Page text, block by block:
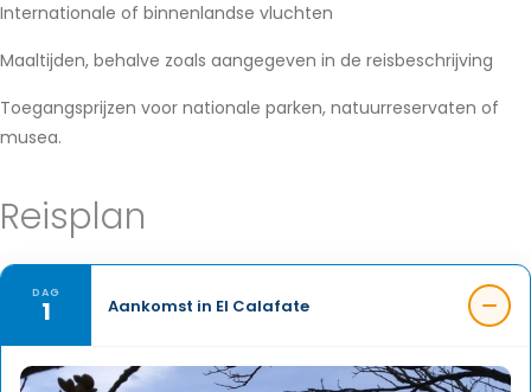
Internationale of binnenlandse vluchten
Maaltijden, behalve zoals aangegeven in de reisbeschrijving
Toegangsprijzen voor nationale parken, natuurreservaten of
musea.
Reisplan
DAG
1 Aankomst in El Calafate